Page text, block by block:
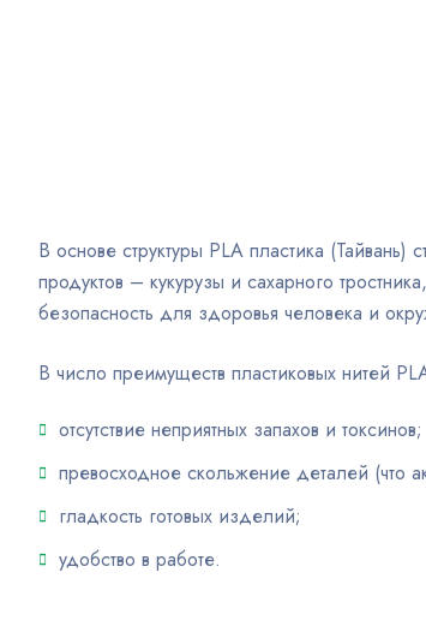
В основе структуры PLA пластика
продуктов – кукурузы и сахарного
безопасность для здоровья человека и
В число преимуществ пластиковых нитей
отсутствие неприятных запахов и токсинов;
превосходное скольжение деталей (что
гладкость готовых изделий;
удобство в работе.